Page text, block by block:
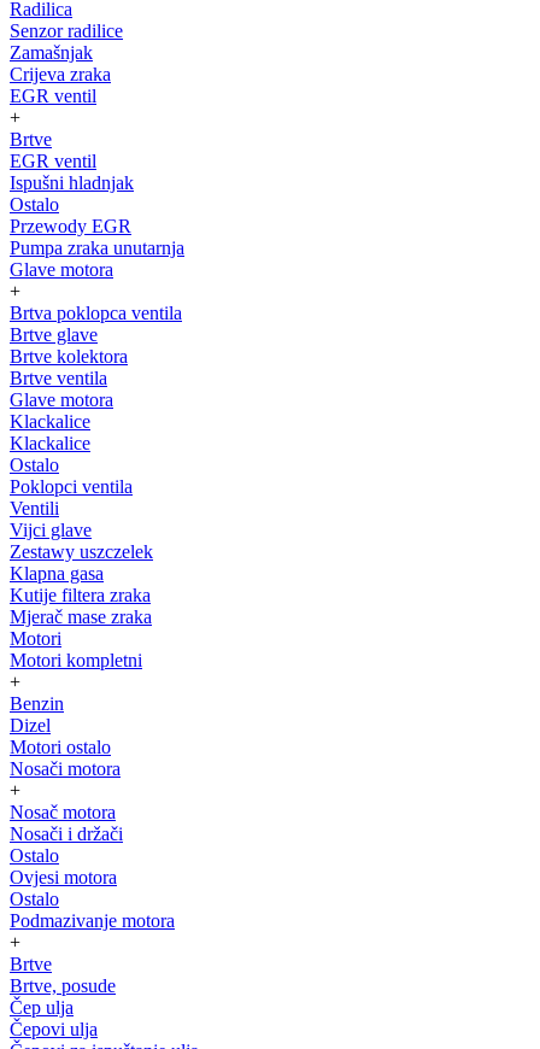
Radilica
Senzor radilice
Zamašnjak
Crijeva zraka
EGR ventil
+
Brtve
EGR ventil
Ispušni hladnjak
Ostalo
Przewody EGR
Pumpa zraka unutarnja
Glave motora
+
Brtva poklopca ventila
Brtve glave
Brtve kolektora
Brtve ventila
Glave motora
Klackalice
Klackalice
Ostalo
Poklopci ventila
Ventili
Vijci glave
Zestawy uszczelek
Klapna gasa
Kutije filtera zraka
Mjerač mase zraka
Motori
Motori kompletni
+
Benzin
Dizel
Motori ostalo
Nosači motora
+
Nosač motora
Nosači i držači
Ostalo
Ovjesi motora
Ostalo
Podmazivanje motora
+
Brtve
Brtve, posude
Čep ulja
Čepovi ulja